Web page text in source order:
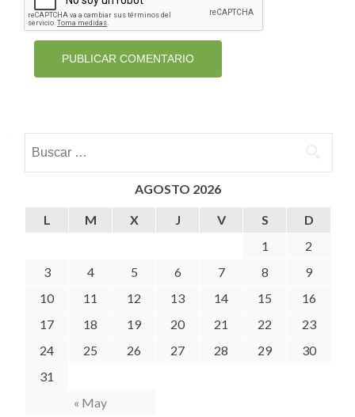
AGOSTO 2026
L M X J V S D
« May
1
2
3
4 5 6 7 8
9
10
11 12 13 14 15
16
17
18 19 20 21 22
23
24
25 26 27 28 29
30
31